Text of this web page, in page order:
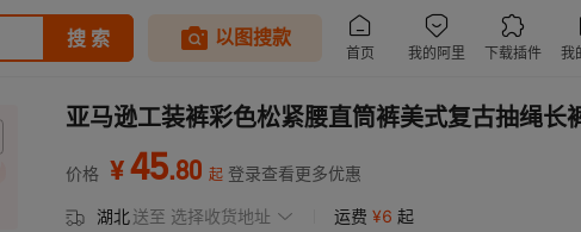
亚马逊工装裤彩色松紧腰直筒裤美式复古抽绳长
价格 ¥45.80 起 登录查看更多优惠
湖北送至 选择收货地址 运费 ¥6 起